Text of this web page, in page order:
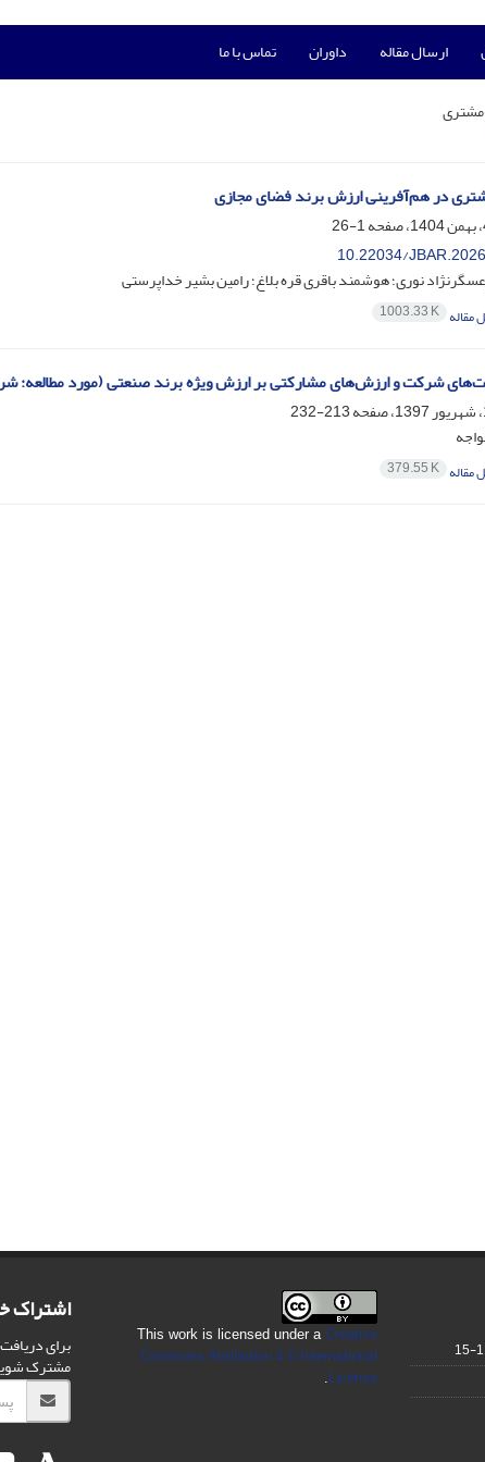
ارسال مقاله داوران تماس با ما
در هم‌آفرینی ارزش برند فضای مجازی
1-26
10.22034/
نوری؛ هوشمند باقری قره بلاغ؛ رامین بشیر خداپرستی
مقاله 1003.33 K
شرکت و ارزش‌های مشارکتی بر ارزش ویژه برند صنعتی (مورد
213-232
مقاله 379.55 K
This work is licensed under aCreative
Commons Attribution 4.0 International
License
.
اشتراک
برای
مشترک